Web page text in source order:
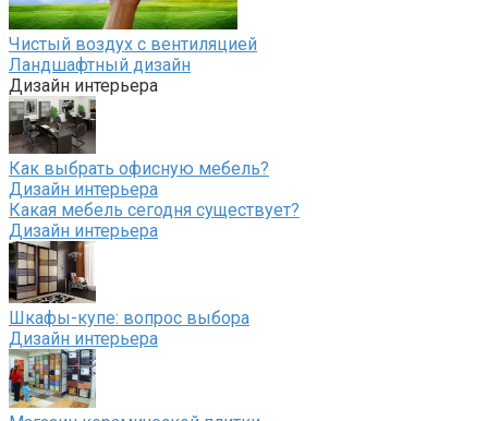
Чистый воздух с вентиляцией
Ландшафтный дизайн
Дизайн интерьера
Как выбрать офисную мебель?
Дизайн интерьера
Какая мебель сегодня существует?
Дизайн интерьера
Шкафы-купе: вопрос выбора
Дизайн интерьера